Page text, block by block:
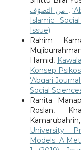
,
Islamic
Issue)
Rahim
Hamid,
Konsep
‘Abqari
Social
Ranita
Roslan,
University
Models: A